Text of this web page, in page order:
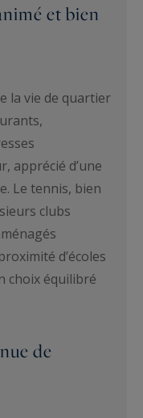
et bien
la vie de quartier
apprécié d’une
Le tennis, bien
clubs
d’écoles
choix équilibré
de